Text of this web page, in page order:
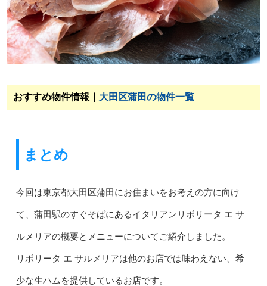
おすすめ物件情報｜ 大田区蒲田の物件一覧
まとめ
今回は東京都大田区蒲田にお住まいをお考えの方に向け
て、蒲田駅のすぐそばにあるイタリアンリボリータ エ サ
ルメリアの概要とメニューについてご紹介しました。
リボリータ エ サルメリアは他のお店では味わえない、希
少な生ハムを提供しているお店です。